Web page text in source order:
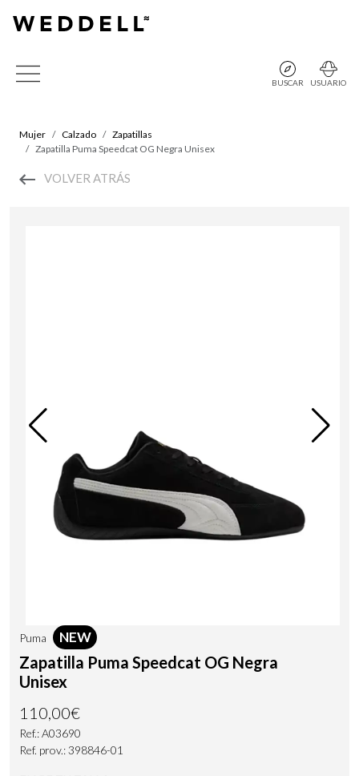
BUSCAR USUARIO
Mujer Calzado
Zapatillas
Zapatilla Puma Speedcat OG Negra Unisex
VOLVER ATRÁS
Puma NEW
Zapatilla Puma Speedcat OG Negra
Unisex
110,00€
Ref.: A03690
Ref. prov.: 398846-01